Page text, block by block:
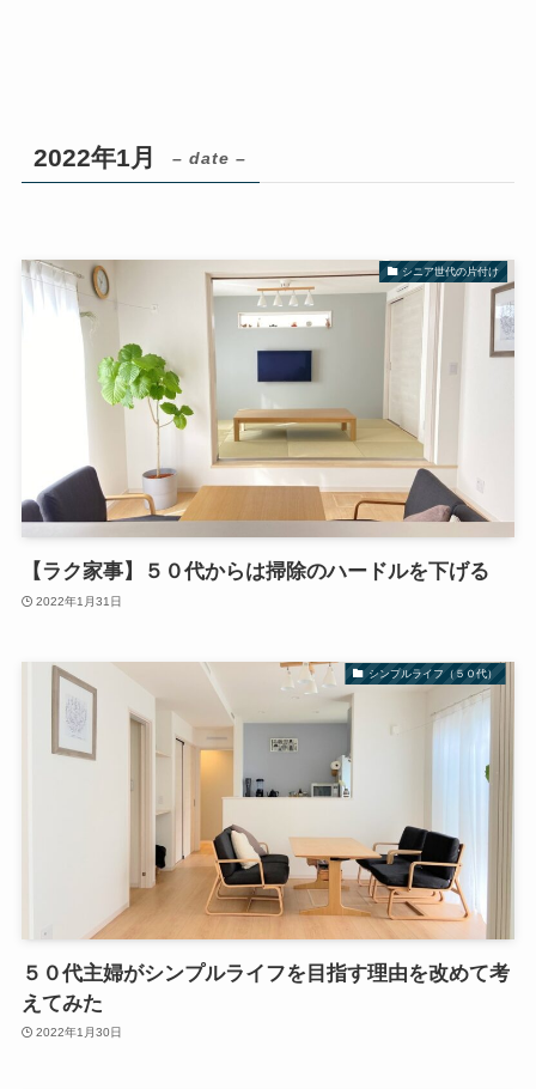
2022年1月 – date –
シニア世代の片付け
【ラク家事】５０代からは掃除のハードルを下げる
2022年1月31日
シンプルライフ（５０代）
５０代主婦がシンプルライフを目指す理由を改めて考
えてみた
2022年1月30日